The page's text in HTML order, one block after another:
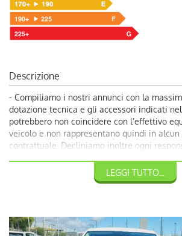
Descrizione
- Compiliamo i nostri annunci con la
dotazione tecnica e gli accessori indicati
potrebbero non coincidere con l’effettivo
veicolo e non rappresentano quindi in
contrattuale. Decliniamo inoltre ogni
garantire ai nostri clienti la più completa
invitiamo a chiedere conferma delle
-20900 €: Promozione Autoquadrifoglio con
usato con almeno dieci anni;
LEGGI TUTTO...